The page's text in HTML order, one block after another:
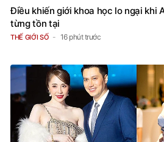
Điều khiến giới khoa học lo ngại khi
từng tồn tại
THẾ GIỚI SỐ 16 phút trước